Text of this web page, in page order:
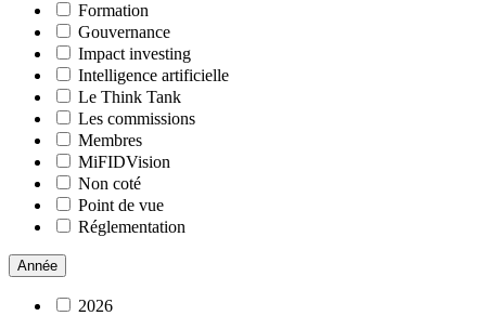
Formation
Gouvernance
Impact investing
Intelligence artificielle
Le Think Tank
Les commissions
Membres
MiFIDVision
Non coté
Point de vue
Réglementation
Année
2026